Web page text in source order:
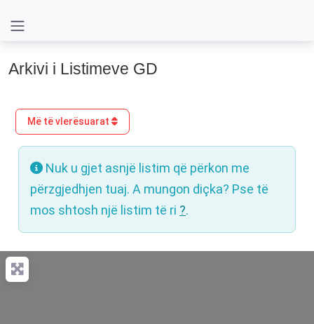
Arkivi i Listimeve GD
Më të vlerësuarat
Nuk u gjet asnjë listim që përkon me
përzgjedhjen tuaj. A mungon diçka? Pse të
mos shtosh një listim të ri ?.